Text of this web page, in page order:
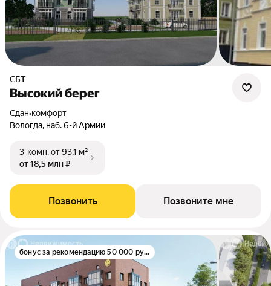
СБТ
Высокий берег
Сдан•комфорт
Вологда, наб. 6-й Армии
3-комн.от 93,1 м²
от 18,5 млн ₽
Позвонить Позвоните мне
бонус за рекомендацию 50 000 руб.